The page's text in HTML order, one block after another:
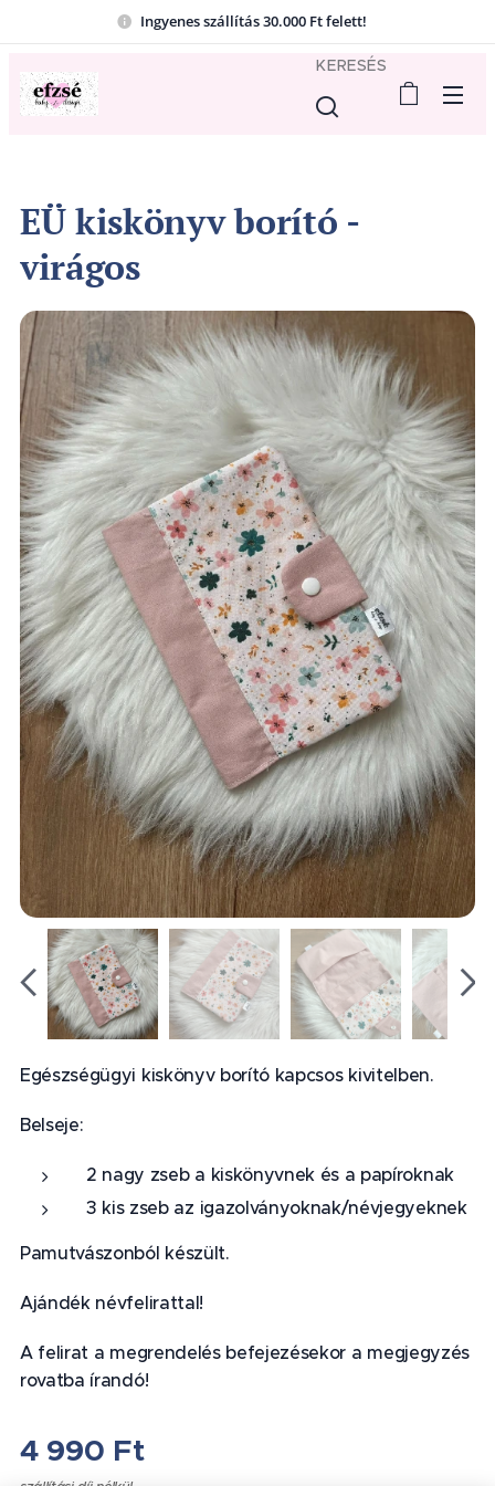
Ingyenes szállítás 30.000 Ft felett!
KERESÉS
EÜ kiskönyv borító -
virágos
Egészségügyi kiskönyv borító kapcsos kivitelben.
Belseje:
2 nagy zseb a kiskönyvnek és a papíroknak
3 kis zseb az igazolványoknak/névjegyeknek
Pamutvászonból készült.
Ajándék névfelirattal!
A felirat a megrendelés befejezésekor a megjegyzés
rovatba írandó!
4 990 Ft